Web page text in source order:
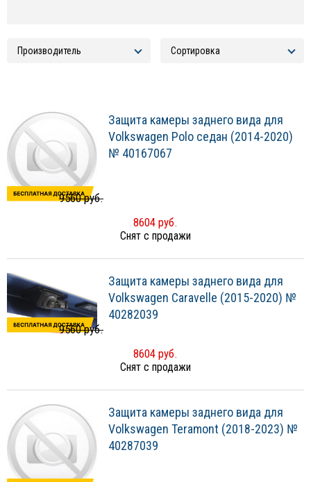
Защита камеры заднего вида для
Volkswagen Polo седан (2014-2020)
№ 40167067
9560 руб.
8604 руб.
Снят с продажи
Защита камеры заднего вида для
Volkswagen Caravelle (2015-2020) №
40282039
9560 руб.
8604 руб.
Снят с продажи
Защита камеры заднего вида для
Volkswagen Teramont (2018-2023) №
40287039